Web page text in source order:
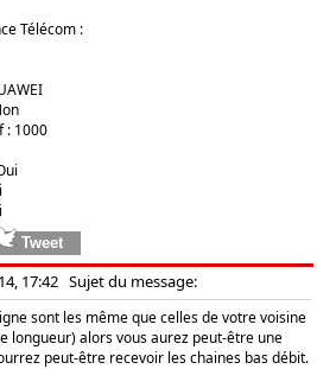
Télécom :
: 1000
17:42 Sujet du message:
sont les même que celles de votre voisine
longueur) alors vous aurez peut-être une
peut-être recevoir les chaines bas débit.